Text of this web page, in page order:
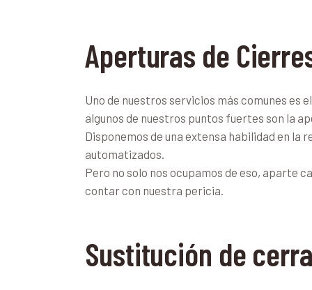
Aperturas de
Uno de nuestros servicios más comunes es
algunos de nuestros puntos fuertes son la
Disponemos de una extensa habilidad en la
automatizados.
Pero no solo nos ocupamos de eso, aparte
contar con nuestra pericia.
Sustitución de